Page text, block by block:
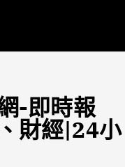
議 梁文傑回「只能靠嘴巴」
-即時報
財經|24小